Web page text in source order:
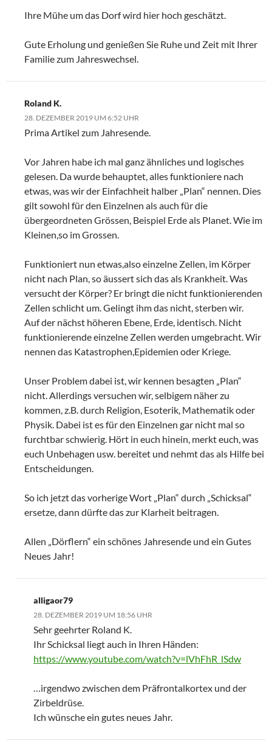
Ihre Mühe um das Dorf wird hier hoch geschätzt.
Gute Erholung und genießen Sie Ruhe und Zeit mit Ihrer
Familie zum Jahreswechsel.
Roland K.
28. DEZEMBER 2019 UM 6:52 UHR
Prima Artikel zum Jahresende.
Vor Jahren habe ich mal ganz ähnliches und logisches
gelesen. Da wurde behauptet, alles funktioniere nach
etwas, was wir der Einfachheit halber „Plan“ nennen. Dies
gilt sowohl für den Einzelnen als auch für die
übergeordneten Grössen, Beispiel Erde als Planet. Wie im
Kleinen,so im Grossen.
Funktioniert nun etwas,also einzelne Zellen, im Körper
nicht nach Plan, so äussert sich das als Krankheit. Was
versucht der Körper? Er bringt die nicht funktionierenden
Zellen schlicht um. Gelingt ihm das nicht, sterben wir.
Auf der nächst höheren Ebene, Erde, identisch. Nicht
funktionierende einzelne Zellen werden umgebracht. Wir
nennen das Katastrophen,Epidemien oder Kriege.
Unser Problem dabei ist, wir kennen besagten „Plan“
nicht. Allerdings versuchen wir, selbigem näher zu
kommen, z.B. durch Religion, Esoterik, Mathematik oder
Physik. Dabei ist es für den Einzelnen gar nicht mal so
furchtbar schwierig. Hört in euch hinein, merkt euch, was
euch Unbehagen usw. bereitet und nehmt das als Hilfe bei
Entscheidungen.
So ich jetzt das vorherige Wort „Plan“ durch „Schicksal“
ersetze, dann dürfte das zur Klarheit beitragen.
Allen „Dörflern“ ein schönes Jahresende und ein Gutes
Neues Jahr!
alligaor79
28. DEZEMBER 2019 UM 18:56 UHR
Sehr geehrter Roland K.
Ihr Schicksal liegt auch in Ihren Händen:
https://www.youtube.com/watch?v=lVhFhR_lSdw
…irgendwo zwischen dem Präfrontalkortex und der
Zirbeldrüse.
Ich wünsche ein gutes neues Jahr.